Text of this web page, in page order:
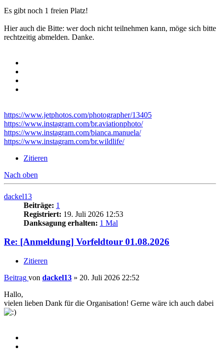
Es gibt noch 1 freien Platz!
Hier auch die Bitte: wer doch nicht teilnehmen kann, möge sich bitte
rechtzeitig abmelden. Danke.
https://www.jetphotos.com/photographer/13405
https://www.instagram.com/br.aviationphoto/
https://www.instagram.com/bianca.manuela/
https://www.instagram.com/br.wildlife/
Zitieren
Nach oben
dackel13
Beiträge: 1
Registriert: 19. Juli 2026 12:53
Danksagung erhalten: 1 Mal
Re: [Anmeldung] Vorfeldtour 01.08.2026
Zitieren
Beitrag von dackel13 » 20. Juli 2026 22:52
Hallo,
vielen lieben Dank für die Organisation! Gerne wäre ich auch dabei